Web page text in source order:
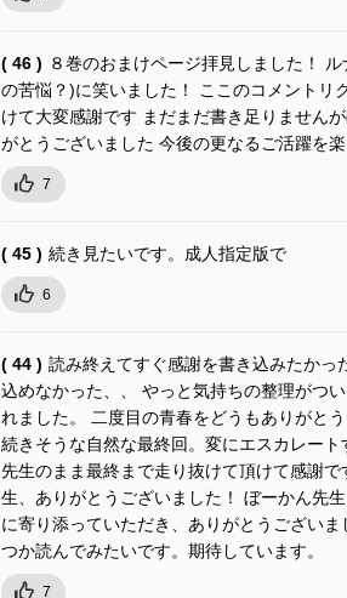
( 46 ) ８巻のおまけページ拝見しました！
の苦悩？)に笑いました！ ここのコメントリ
けて大変感謝です まだまだ書き足りません
がとうございました 今後の更なるご活躍を
7
( 45 ) 続き見たいです。成人指定版で
6
( 44 ) 読み終えてすぐ感謝を書き込みたかっ
込めなかった、、 やっと気持ちの整理がつ
れました。 二度目の青春をどうもありがと
続きそうな自然な最終回。変にエスカレー
先生のまま最終まで走り抜けて頂けて感謝
生、ありがとうございました！ ぼーかん先
に寄り添っていただき、ありがとうござい
つか読んでみたいです。期待しています。
7